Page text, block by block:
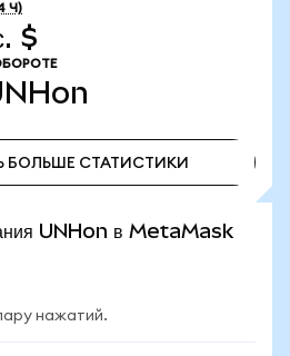
Ч)
$
БОЛЬШЕ СТАТИСТИКИ
UNHon в MetaMask
нажатий.